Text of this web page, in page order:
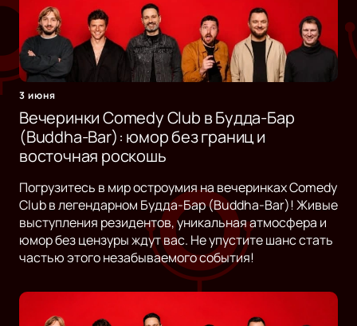
3 июня
Вечеринки Comedy Club в Будда-Бар
(Buddha-Bar): юмор без границ и
восточная роскошь
Погрузитесь в мир остроумия на вечеринках Comedy
Club в легендарном Будда-Бар (Buddha-Bar)! Живые
выступления резидентов, уникальная атмосфера и
юмор без цензуры ждут вас. Не упустите шанс стать
частью этого незабываемого события!